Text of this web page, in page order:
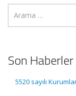
Son Haberler
5520 sayılı